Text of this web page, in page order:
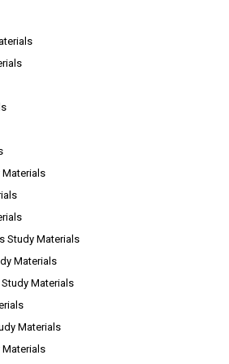
Materials
Study Materials
Materials
Materials
Materials
Materials